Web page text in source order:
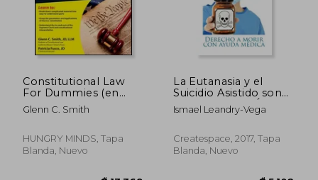
Constitutional Law
For Dummies (en
Inglés)
Glenn C. Smith
HUNGRY MINDS, Tapa
Blanda, Nuevo
La Eutanasia y el
Suicidio Asistido son
Actos Buenos, Éticos
y Necesarios:
Ayuda Médica
Ismael Leandry-Vega
Createspace, 2017, Tapa
Blanda, Nuevo